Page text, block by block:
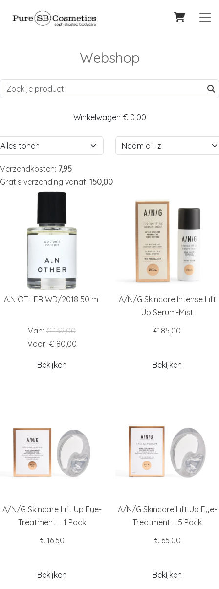
Webshop
Winkelwagen € 0,00
Verzendkosten: 7,95
Gratis verzending vanaf: 150,00
A.N OTHER WD/2018 50 ml
Van: € 132,00
Voor: € 80,00
Bekijken
A/N/G Skincare Intense Lift
Up Serum-Mist
€ 85,00
Bekijken
A/N/G Skincare Lift Up Eye-
Treatment – 1 Pack
€ 16,50
Bekijken
A/N/G Skincare Lift Up Eye-
Treatment – 5 Pack
€ 65,00
Bekijken